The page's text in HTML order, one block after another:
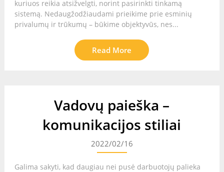
kuriuos reikia atsižvelgti, norint pasirinkti tinkamą
sistemą. Nedaugžodžiaudami prieikime prie esminių
privalumų ir trūkumų – būkime objektyvūs, nes...
Read More
Vadovų paieška –
komunikacijos stiliai
2022/02/16
Galima sakyti, kad daugiau nei pusė darbuotojų palieka